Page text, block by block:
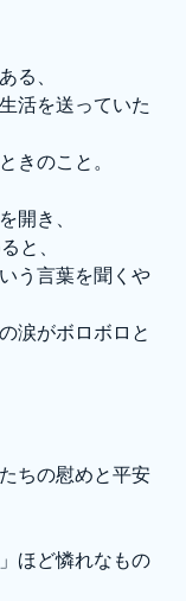
る、
活を送っていた
きのこと。
開き、
と、
う言葉を聞くや
涙がボロボロと
ちの慰めと平安
ほど憐れなもの